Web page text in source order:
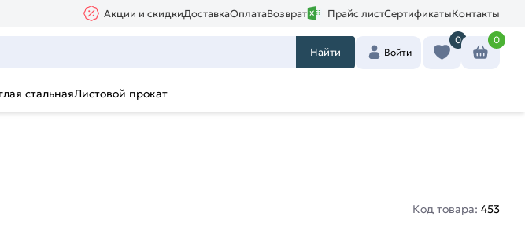
Акции и скидкиДоставкаОплатаВозврат Прайс листСертификатыКонтакты
Найти Войти
0 0
стальнаяЛистовой прокат
Код товара: 453